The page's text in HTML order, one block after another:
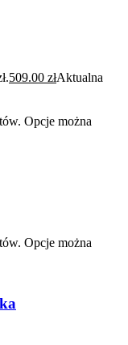
509.00 złAktualna
Opcje można
Opcje można